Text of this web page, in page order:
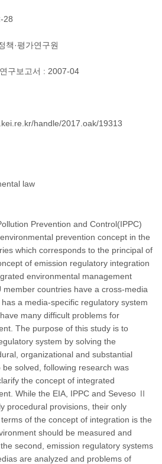
28
책·평가연구원
연구보고서 : 2007-04
handle/2017.oak/19313
law
Prevention and Control(IPPC)
prevention concept in the
which corresponds to the principal of
of emission regulatory integration
environmental management
member countries have a cross-media
a media-specific regulatory system
many difficult problems for
The purpose of this study is to
system by solving the
organizational and substantial
solved, following research was
the concept of integrated
While the EIA, IPPC and Seveso Ⅱ
procedural provisions, their only
of the concept of integration is the
should be measured and
second, emission regulatory systems
are analyzed and problems of